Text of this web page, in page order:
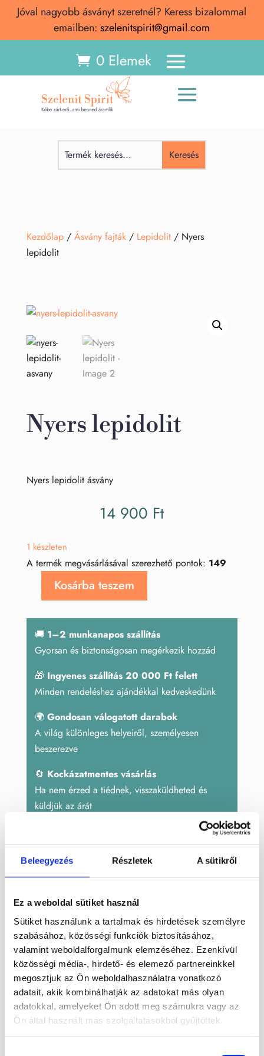
Beleegyezés Részletek A sütikről
Ez a weboldal sütiket használ
Sütiket használunk a tartalmak és hirdetések személyre
szabásához, közösségi funkciók biztosításához,
valamint weboldalforgalmunk elemzéséhez. Ezenkívül
közösségi média-, hirdető- és elemező partnereinkkel
megosztjuk az Ön weboldalhasználatra vonatkozó
adatait, akik kombinálhatják az adatokat más olyan
adatokkal, amelyeket Ön adott meg számukra vagy az
Ön által használt más szolgáltatásokból gyűjtöttek.
Jóval nagyobb ásványt szeretnél? Keress bizalommal
emailben: szelenitspirit@gmail.com
0 Elemek
Kezdőlap/ Ásvány fajták/ Lepidolit/ Nyers
lepidolit
Nyers lepidolit
Nyers lepidolit ásvány
14 900 Ft
1 készleten
A termék megvásárlásával szerezhető pontok: 149
Kosárba teszem
🚚 1–2 munkanapos szállítás
Gyorsan és biztonságosan megérkezik hozzád
🎁 Ingyenes szállítás 20 000 Ft felett
Minden rendeléshez ajándékkal kedveskedünk
🌍 Gondosan válogatott darabok
A világ különleges helyeiről, személyesen
beszerezve
🔄 Kockázatmentes vásárlás
Ha nem érzed a tiédnek, visszaküldheted és
küldjük az árát
ásvány
Címkék: ásvány,lepidolit,
Leírás
Dél-afrikából származó nyers lepidolit
ásvány.
Mérete: 22 x 17 cm
Súlya: 2124 g